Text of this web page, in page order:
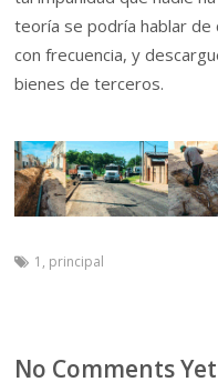
teoría se podría hablar de
con frecuencia, y
bienes de terceros.
1 , principal
No Comments Yet